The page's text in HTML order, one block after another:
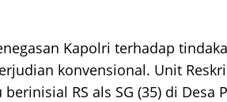
Kapolri terhadap
konvensional. Unit
RS als SG (35) di Desa